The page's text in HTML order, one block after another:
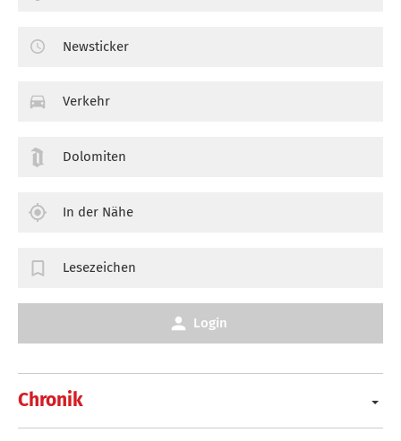
Chronik
Newsticker
Verkehr
Dolomiten
In der Nähe
Lesezeichen
Login